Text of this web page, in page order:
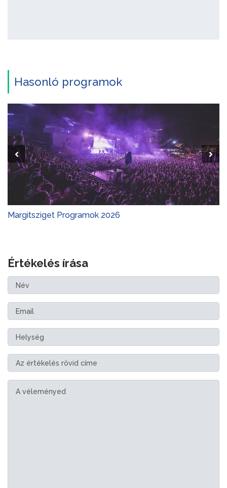
Hasonló programok
Margitsziget Programok 2026
Értékelés írása